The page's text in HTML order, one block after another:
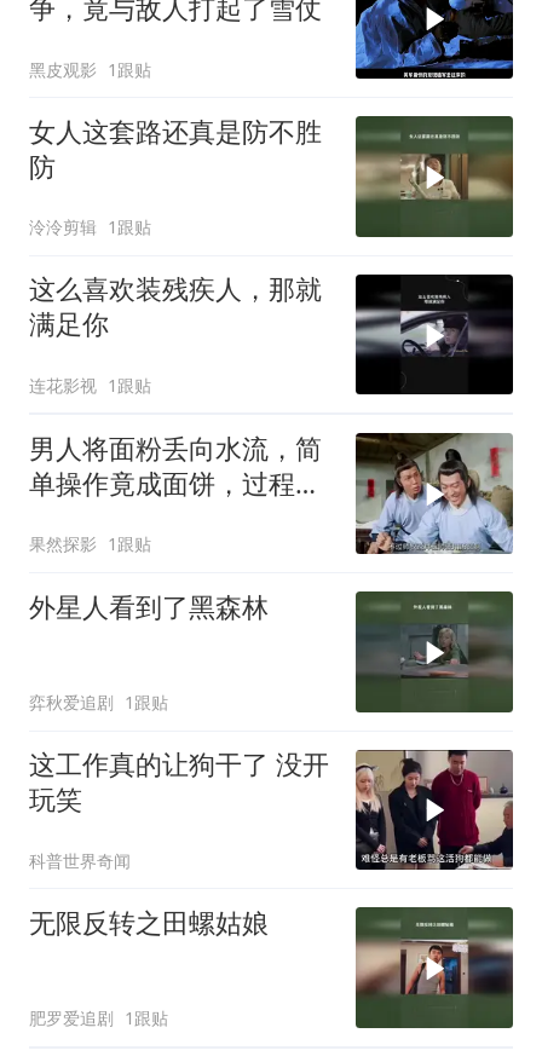
争，竟与敌人打起了雪仗
黑皮观影 1跟贴
女人这套路还真是防不胜
防
泠泠剪辑 1跟贴
这么喜欢装残疾人，那就
满足你
连花影视 1跟贴
男人将面粉丢向水流，简
单操作竟成面饼，过程神
果然探影 1跟贴
外星人看到了黑森林
弈秋爱追剧 1跟贴
这工作真的让狗干了 没开
玩笑
科普世界奇闻
无限反转之田螺姑娘
肥罗爱追剧 1跟贴